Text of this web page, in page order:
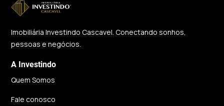
Imobiliária Investindo Cascavel. Conectando sonhos,
pessoas e negócios.
A Investindo
Quem Somos
Fale conosco